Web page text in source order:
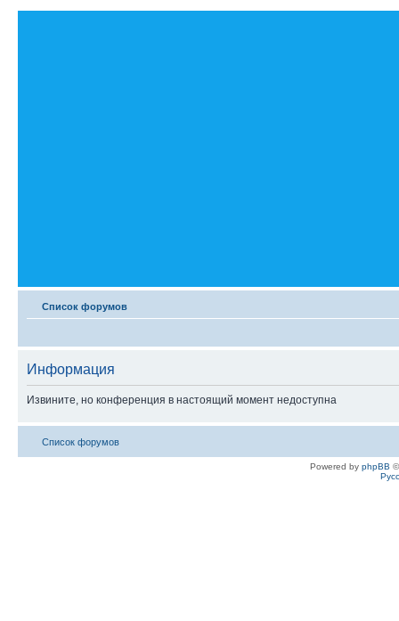
Список форумов
Информация
Извините, но конференция в настоящий момент недоступна
Список форумов
Powered by phpBB